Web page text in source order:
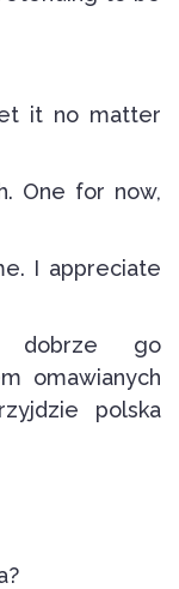
it no matter
One for now,
I appreciate
dobrze go
omawianych
polska